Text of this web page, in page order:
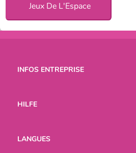
Jeux De L'Espace
INFOS ENTREPRISE
HILFE
LANGUES